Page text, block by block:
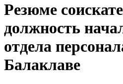
Резюме
должность
отдела
Балаклаве